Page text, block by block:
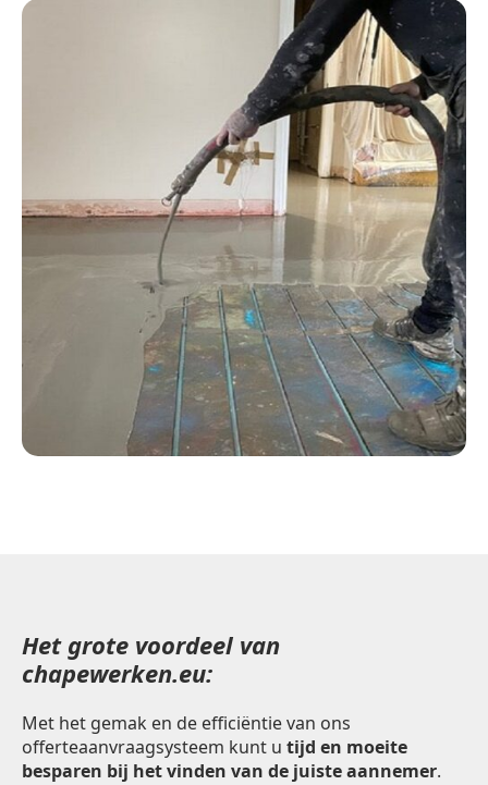
Het grote voordeel van
chapewerken.eu:
Met het gemak en de efficiëntie van ons
offerteaanvraagsysteem kunt u tijd en moeite
besparen bij het vinden van de juiste aannemer.